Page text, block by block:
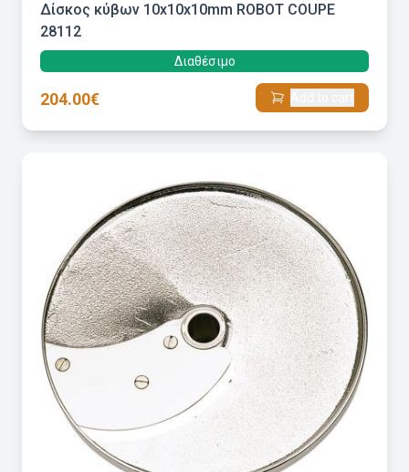
Δίσκος κύβων 10x10x10mm ROBOT COUPE
28112
Διαθέσιμο
204.00€